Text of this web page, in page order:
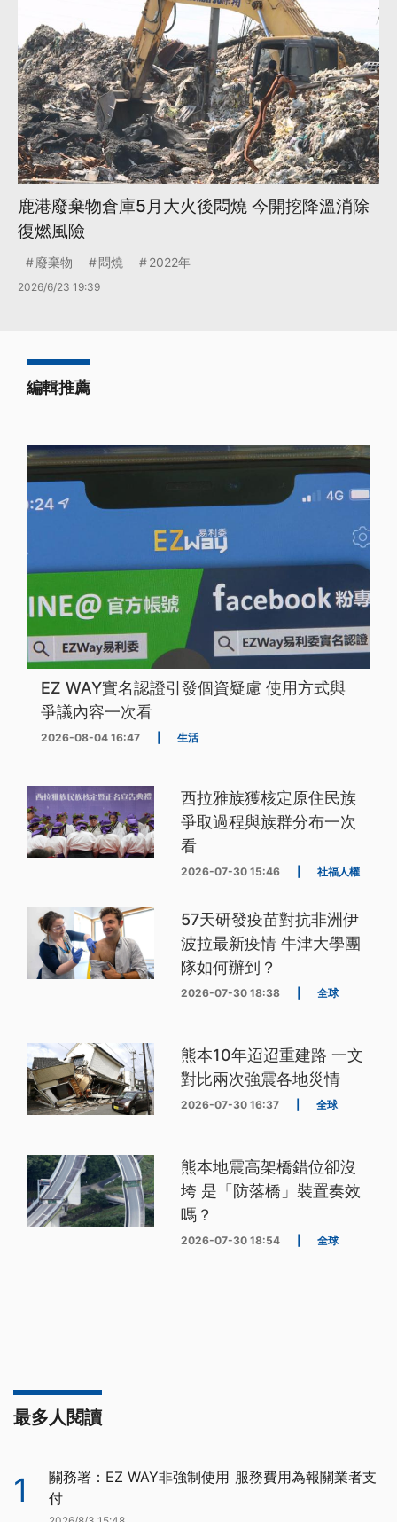
鹿港廢棄物倉庫5月大火後悶燒 今開挖降溫消除
復燃風險
廢棄物 悶燒 2022年
2026/6/23 19:39
編輯推薦
EZ WAY實名認證引發個資疑慮 使用方式與
爭議內容一次看
2026-08-04 16:47 生活
西拉雅族獲核定原住民族
爭取過程與族群分布一次
看
2026-07-30 15:46 社福人權
57天研發疫苗對抗非洲伊
波拉最新疫情 牛津大學團
隊如何辦到？
2026-07-30 18:38 全球
熊本10年迢迢重建路 一文
對比兩次強震各地災情
2026-07-30 16:37 全球
熊本地震高架橋錯位卻沒
垮 是「防落橋」裝置奏效
嗎？
2026-07-30 18:54 全球
最多人閱讀
1
關務署：EZ WAY非強制使用 服務費用為報關業者支
付